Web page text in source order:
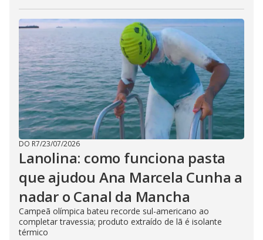
DO R7/23/07/2026
Lanolina: como funciona pasta
que ajudou Ana Marcela Cunha a
nadar o Canal da Mancha
Campeã olímpica bateu recorde sul-americano ao
completar travessia; produto extraído de lã é isolante
térmico